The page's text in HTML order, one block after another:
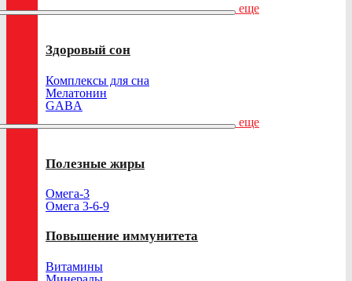
еще
Здоровый сон
Комплексы для сна
Мелатонин
GABA
еще
Полезные жиры
Омега-3
Омега 3-6-9
Повышение иммунитета
Витамины